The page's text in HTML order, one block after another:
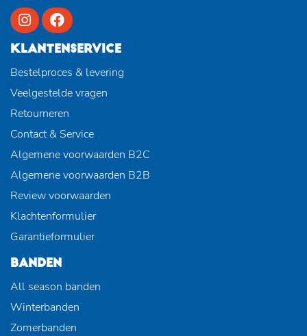
KLANTENSERVICE
Bestelproces & levering
Veelgestelde vragen
Retourneren
Contact & Service
Algemene voorwaarden B2C
Algemene voorwaarden B2B
Review voorwaarden
Klachtenformulier
Garantieformulier
BANDEN
All season banden
Winterbanden
Zomerbanden